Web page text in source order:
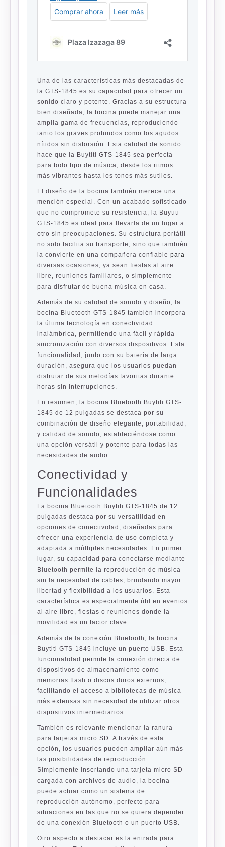
Una de las características más destacadas de
la GTS-1845 es su capacidad para ofrecer un
sonido claro y potente. Gracias a su estructura
bien diseñada, la bocina puede manejar una
amplia gama de frecuencias, reproduciendo
tanto los graves profundos como los agudos
nítidos sin distorsión. Esta calidad de sonido
hace que la Buytiti GTS-1845 sea perfecta
para todo tipo de música, desde los ritmos
más vibrantes hasta los tonos más sutiles.
El diseño de la bocina también merece una
mención especial. Con un acabado sofisticado
que no compromete su resistencia, la Buytiti
GTS-1845 es ideal para llevarla de un lugar a
otro sin preocupaciones. Su estructura portátil
no solo facilita su transporte, sino que también
la convierte en una compañera confiable para
diversas ocasiones, ya sean fiestas al aire
libre, reuniones familiares, o simplemente
para disfrutar de buena música en casa.
Además de su calidad de sonido y diseño, la
bocina Bluetooth GTS-1845 también incorpora
la última tecnología en conectividad
inalámbrica, permitiendo una fácil y rápida
sincronización con diversos dispositivos. Esta
funcionalidad, junto con su batería de larga
duración, asegura que los usuarios puedan
disfrutar de sus melodías favoritas durante
horas sin interrupciones.
En resumen, la bocina Bluetooth Buytiti GTS-
1845 de 12 pulgadas se destaca por su
combinación de diseño elegante, portabilidad,
y calidad de sonido, estableciéndose como
una opción versátil y potente para todas las
necesidades de audio.
Conectividad y
Funcionalidades
La bocina Bluetooth Buytiti GTS-1845 de 12
pulgadas destaca por su versatilidad en
opciones de conectividad, diseñadas para
ofrecer una experiencia de uso completa y
adaptada a múltiples necesidades. En primer
lugar, su capacidad para conectarse mediante
Bluetooth permite la reproducción de música
sin la necesidad de cables, brindando mayor
libertad y flexibilidad a los usuarios. Esta
característica es especialmente útil en eventos
al aire libre, fiestas o reuniones donde la
movilidad es un factor clave.
Además de la conexión Bluetooth, la bocina
Buytiti GTS-1845 incluye un puerto USB. Esta
funcionalidad permite la conexión directa de
dispositivos de almacenamiento como
memorias flash o discos duros externos,
facilitando el acceso a bibliotecas de música
más extensas sin necesidad de utilizar otros
dispositivos intermediarios.
También es relevante mencionar la ranura
para tarjetas micro SD. A través de esta
opción, los usuarios pueden ampliar aún más
las posibilidades de reproducción.
Simplemente insertando una tarjeta micro SD
cargada con archivos de audio, la bocina
puede actuar como un sistema de
reproducción autónomo, perfecto para
situaciones en las que no se quiera depender
de una conexión Bluetooth o un puerto USB.
Otro aspecto a destacar es la entrada para